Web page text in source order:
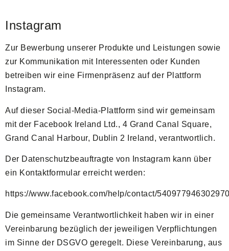
Instagram
Zur Bewerbung unserer Produkte und Leistungen sowie
zur Kommunikation mit Interessenten oder Kunden
betreiben wir eine Firmenpräsenz auf der Plattform
Instagram.
Auf dieser Social-Media-Plattform sind wir gemeinsam
mit der Facebook Ireland Ltd., 4 Grand Canal Square,
Grand Canal Harbour, Dublin 2 Ireland, verantwortlich.
Der Datenschutzbeauftragte von Instagram kann über
ein Kontaktformular erreicht werden:
https://www.facebook.com/help/contact/
Die gemeinsame Verantwortlichkeit haben wir in einer
Vereinbarung bezüglich der jeweiligen Verpflichtungen
im Sinne der DSGVO geregelt. Diese Vereinbarung, aus